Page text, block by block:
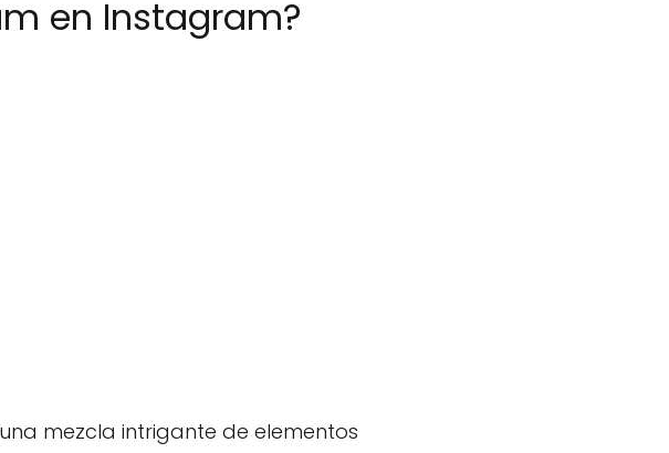
en Instagram?
mezcla intrigante de elementos